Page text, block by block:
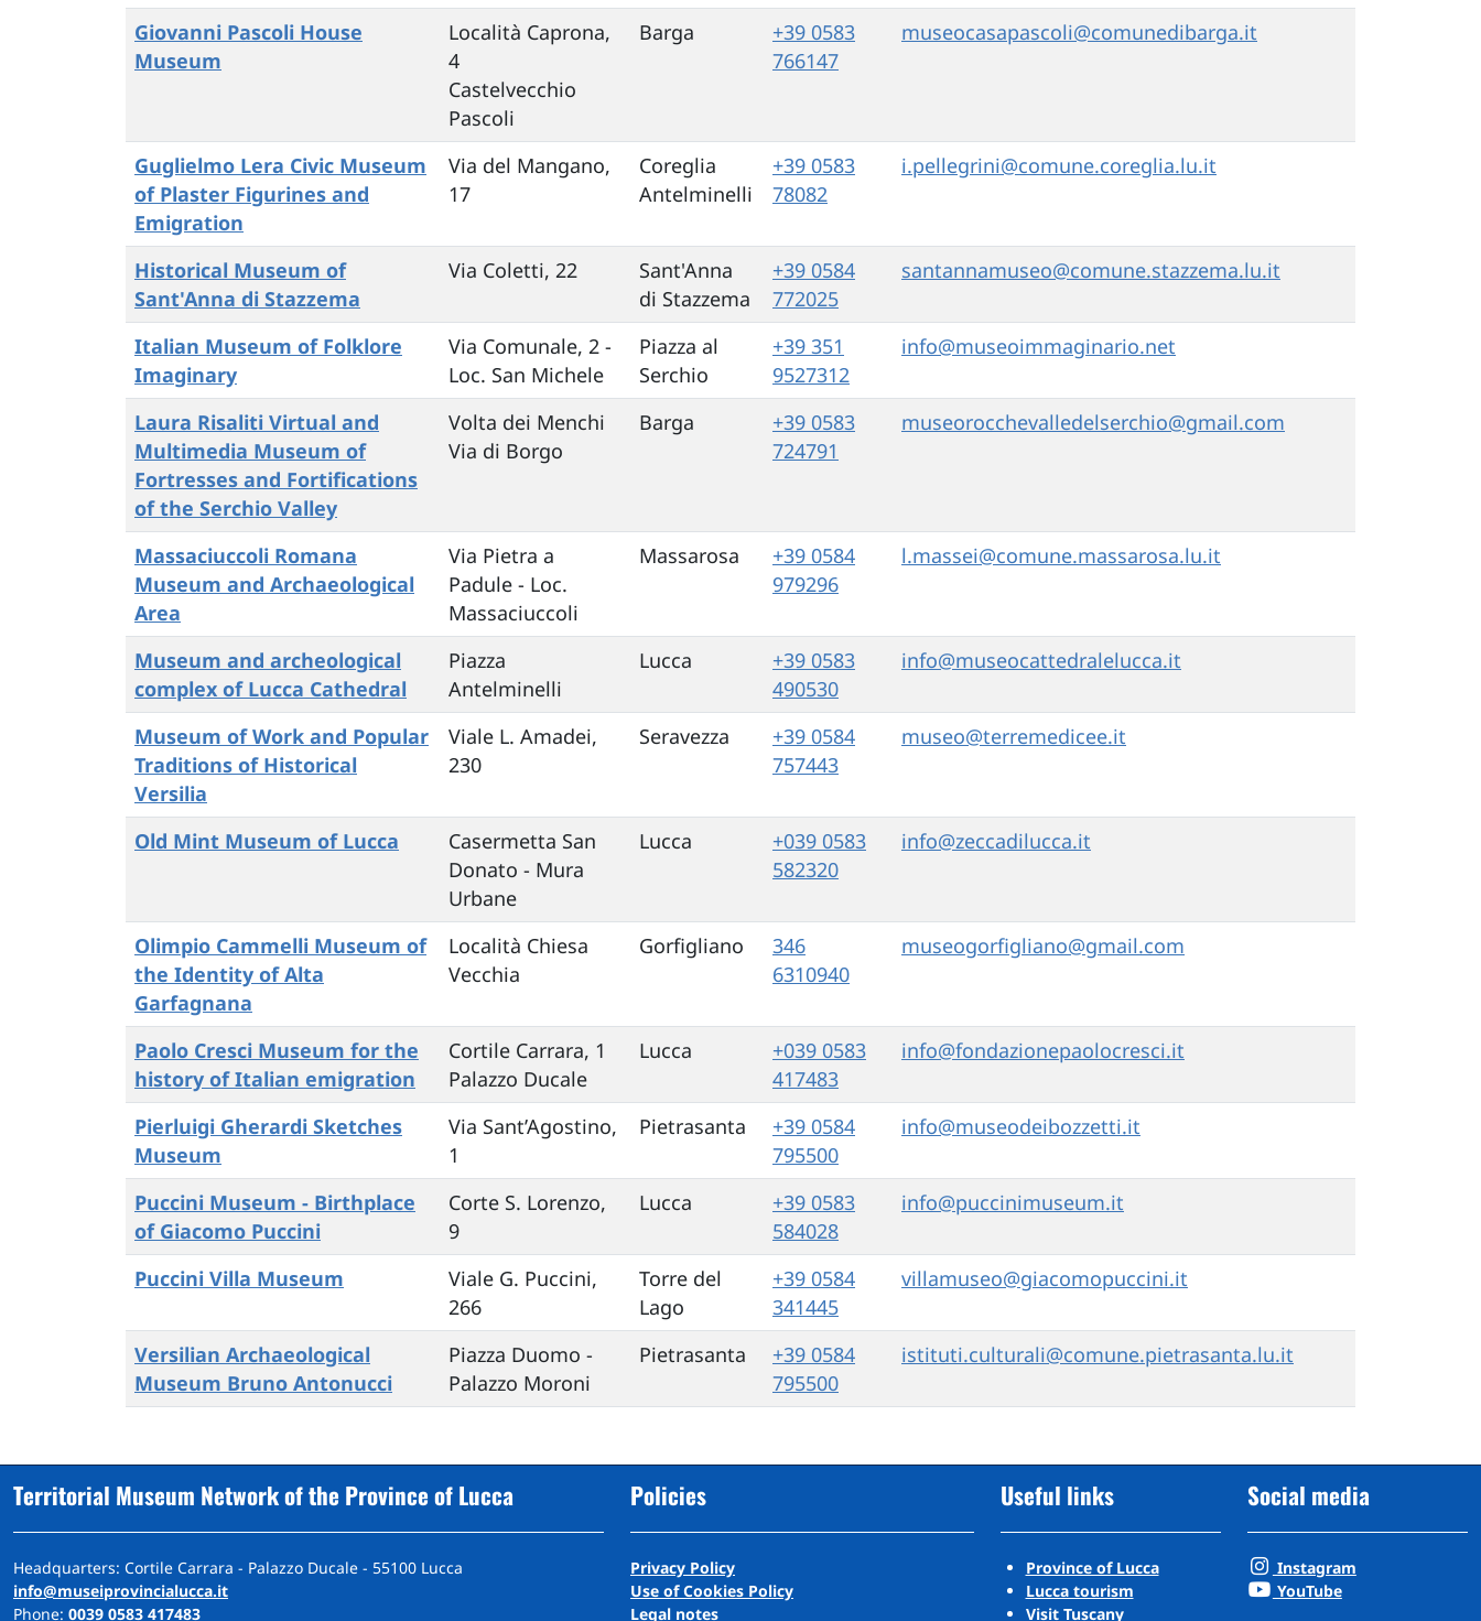
Giovanni Pascoli House
Museum
Località Caprona,
4
Castelvecchio
Pascoli
Barga
+39 0583
766147
museocasapascoli@comunedibarga.it
Guglielmo Lera Civic Museum
of Plaster Figurines and
Emigration
Via del Mangano,
17
Coreglia
Antelminelli
+39 0583
78082
i.pellegrini@comune.coreglia.lu.it
Historical Museum of
Sant'Anna di Stazzema
Via Coletti, 22
Sant'Anna
di Stazzema
+39 0584
772025
santannamuseo@comune.stazzema.lu.it
Italian Museum of Folklore
Imaginary
Via Comunale, 2 -
Loc. San Michele
Piazza al
Serchio
+39 351
9527312
info@museoimmaginario.net
Laura Risaliti Virtual and
Multimedia Museum of
Fortresses and Fortifications
of the Serchio Valley
Volta dei Menchi
Via di Borgo
Barga
+39 0583
724791
museorocchevalledelserchio@gmail.com
Massaciuccoli Romana
Museum and Archaeological
Area
Via Pietra a
Padule - Loc.
Massaciuccoli
Massarosa
+39 0584
979296
l.massei@comune.massarosa.lu.it
Museum and archeological
complex of Lucca Cathedral
Piazza
Antelminelli
Lucca
+39 0583
490530
info@museocattedralelucca.it
Museum of Work and Popular
Traditions of Historical
Versilia
Viale L. Amadei,
230
Seravezza
+39 0584
757443
museo@terremedicee.it
Old Mint Museum of Lucca
Casermetta San
Donato - Mura
Urbane
Lucca
+039 0583
582320
info@zeccadilucca.it
Olimpio Cammelli Museum of
the Identity of Alta
Garfagnana
Località Chiesa
Vecchia
Gorfigliano
346
6310940
museogorfigliano@gmail.com
Paolo Cresci Museum for the
history of Italian emigration
Cortile Carrara, 1
Palazzo Ducale
Lucca
+039 0583
417483
info@fondazionepaolocresci.it
Pierluigi Gherardi Sketches
Museum
Via Sant’Agostino,
1
Pietrasanta
+39 0584
795500
info@museodeibozzetti.it
Puccini Museum - Birthplace
of Giacomo Puccini
Corte S. Lorenzo,
9
Lucca
+39 0583
584028
info@puccinimuseum.it
Puccini Villa Museum
Viale G. Puccini,
266
Torre del
Lago
+39 0584
341445
villamuseo@giacomopuccini.it
Versilian Archaeological
Museum Bruno Antonucci
Piazza Duomo -
Palazzo Moroni
Pietrasanta
+39 0584
795500
istituti.culturali@comune.pietrasanta.lu.it
Territorial Museum Network of the Province of Lucca
Headquarters: Cortile Carrara - Palazzo Ducale - 55100 Lucca
info@museiprovincialucca.it
Phone: 0039 0583 417483
Policies
Privacy Policy
Use of Cookies Policy
Legal notes
Useful links
Province of Lucca
Lucca tourism
Visit Tuscany
Social media
Instagram
YouTube